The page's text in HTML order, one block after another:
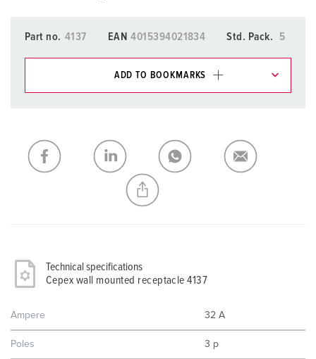
Part no. 4137 EAN 4015394021834 Std. Pack. 5
ADD TO BOOKMARKS
My list ADD
CREATE A NEW LIST
Technical specifications
Cepex wall mounted receptacle 4137
Ampere 32 A
Poles 3 p